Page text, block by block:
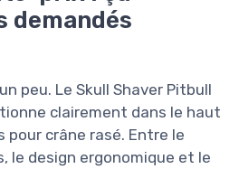
demandés
peu. Le Skull Shaver Pitbull
clairement dans le haut
pour crâne rasé. Entre le
le design ergonomique et le